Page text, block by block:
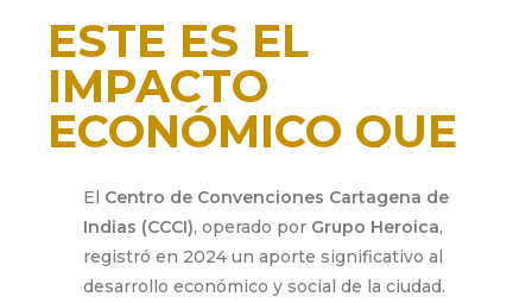
ESTE ES EL
IMPACTO
ECONÓMICO QUE
GENERA EL CCCI
agosto 26, 2025
El Centro de Convenciones Cartagena de
Indias (CCCI), operado por Grupo Heroica,
registró en 2024 un aporte significativo al
desarrollo económico y social de la ciudad.